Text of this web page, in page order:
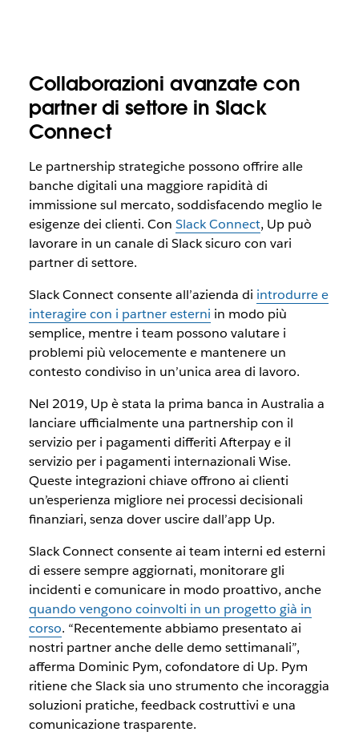
Collaborazioni avanzate con
partner di settore in Slack
Connect
Le partnership strategiche possono offrire alle
banche digitali una maggiore rapidità di
immissione sul mercato, soddisfacendo meglio le
esigenze dei clienti. Con Slack Connect, Up può
lavorare in un canale di Slack sicuro con vari
partner di settore.
Slack Connect consente all’azienda di introdurre e
interagire con i partner esterni in modo più
semplice, mentre i team possono valutare i
problemi più velocemente e mantenere un
contesto condiviso in un’unica area di lavoro.
Nel 2019, Up è stata la prima banca in Australia a
lanciare ufficialmente una partnership con il
servizio per i pagamenti differiti Afterpay e il
servizio per i pagamenti internazionali Wise.
Queste integrazioni chiave offrono ai clienti
un’esperienza migliore nei processi decisionali
finanziari, senza dover uscire dall’app Up.
Slack Connect consente ai team interni ed esterni
di essere sempre aggiornati, monitorare gli
incidenti e comunicare in modo proattivo, anche
quando vengono coinvolti in un progetto già in
corso. “Recentemente abbiamo presentato ai
nostri partner anche delle demo settimanali”,
afferma Dominic Pym, cofondatore di Up. Pym
ritiene che Slack sia uno strumento che incoraggia
soluzioni pratiche, feedback costruttivi e una
comunicazione trasparente.